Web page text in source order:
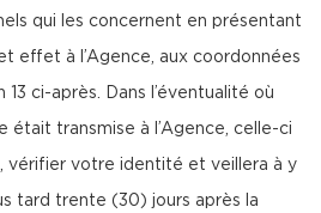
qui les concernent en présentant
effet à l’Agence, aux coordonnées
ci-après. Dans l’éventualité où
était transmise à l’Agence, celle-ci
vérifier votre identité et veillera à y
tard trente (30) jours après la